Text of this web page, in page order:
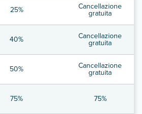
25% Cancellazione
gratuita
40% Cancellazione
gratuita
50% Cancellazione
gratuita
75% 75%